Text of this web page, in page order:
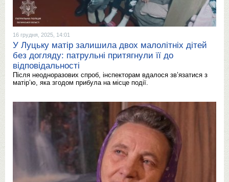
16 грудня, 2025, 14:01
У Луцьку матір залишила двох малолітніх дітей
без догляду: патрульні притягнули її до
відповідальності
Після неодноразових спроб, інспекторам вдалося зв’язатися з
матір’ю, яка згодом прибула на місце події.